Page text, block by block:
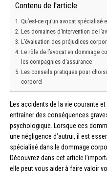
Contenu de l'article
Qu’est-ce qu’un avocat
Les domaines d’intervention de
L’évaluation des préjudices
Le rôle de l’avocat en dommage
les compagnies d’assurance
Les conseils pratiques pour
corporel
Les accidents de la vie courante
entraîner des conséquences
psychologique. Lorsque ces
une négligence d’autrui, il est
spécialisé dans le dommage
Découvrez dans cet article
elle peut vous aider à faire valoir